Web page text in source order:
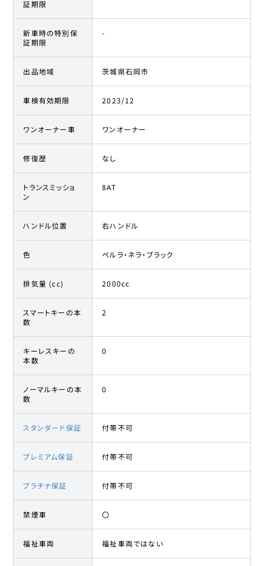
21 - 379.8万円
プジョー
23
24 5008 - 389万円
25
26
5008
プジョー
5008
29
30 5008
31 5008
32
プジョー
5008 - 409.9万円
33
プジョー
34 5008
証期限
新車時の特別保
証期限
-
出品地域 茨城県石岡市
車検有効期限 2023/12
ワンオーナー車 ワンオーナー
修復歴 なし
トランスミッショ
ン
8AT
ハンドル位置 右ハンドル
色 ペルラ・ネラ・ブラック
排気量 (cc) 2000cc
スマートキーの本
数
2
キーレスキーの
本数
0
ノーマルキーの本
数
0
スタンダード保証 付帯不可
プレミアム保証 付帯不可
プラチナ保証 付帯不可
禁煙車 〇
福祉車両 福祉車両ではない